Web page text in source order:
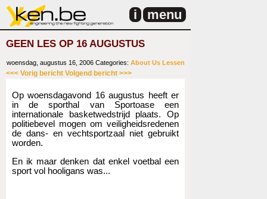
i menu
GEEN LES OP 16 AUGUSTUS
woensdag, augustus 16, 2006 Categories: About Us Lessen
<<< Vorig bericht Volgend bericht >>>
Op woensdagavond 16 augustus heeft er
in de sporthal van Sportoase een
internationale basketwedstrijd plaats. Op
politiebevel mogen om veiligheidsredenen
de dans- en vechtsportzaal niet gebruikt
worden.
En ik maar denken dat enkel voetbal een
sport vol hooligans was...